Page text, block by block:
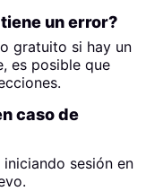
un error?
gratuito si hay un
es posible que
caso de
sesión en